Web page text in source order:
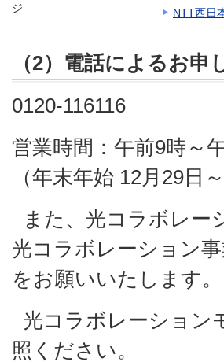
ジ
NTT西日
（2）電話によるお
0120-116116
営業時間：午前9時～
（年末年始 12月29日
また、光コラボレー
光コラボレーション
をお願いいたします。
光コラボレーション
照ください。